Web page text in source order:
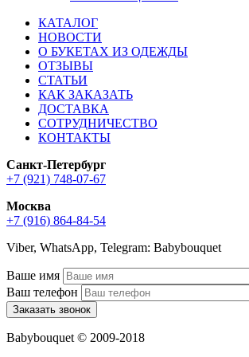
КАТАЛОГ
НОВОСТИ
О БУКЕТАХ ИЗ ОДЕЖДЫ
ОТЗЫВЫ
СТАТЬИ
КАК ЗАКАЗАТЬ
ДОСТАВКА
СОТРУДНИЧЕСТВО
КОНТАКТЫ
Санкт-Петербург
+7 (921) 748-07-67
Москва
+7 (916) 864-84-54
Viber, WhatsApp, Telegram: Babybouquet
Ваше имя
Ваш телефон
Babybouquet © 2009-2018